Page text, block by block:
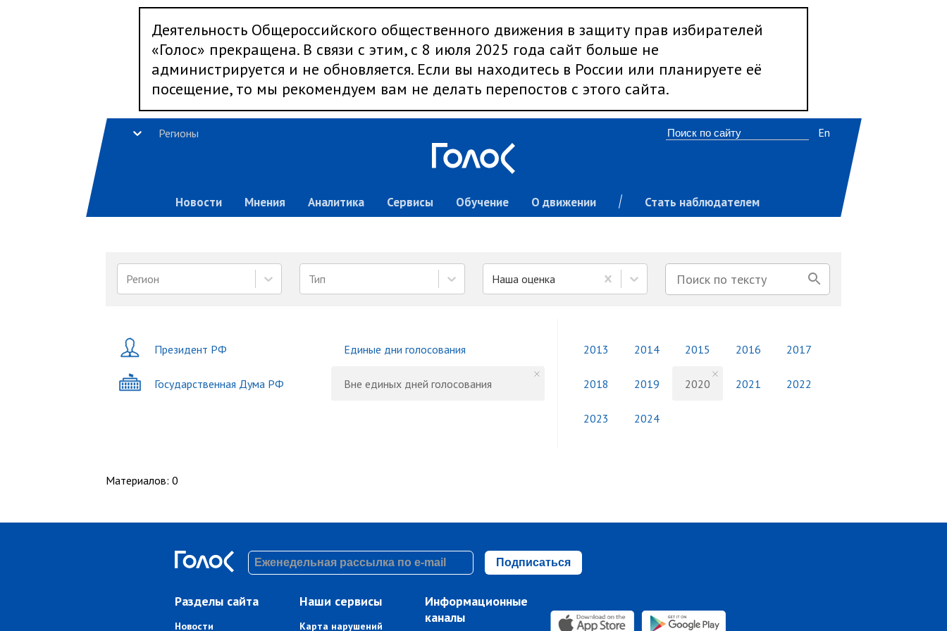
Деятельность Общероссийского общественного движения в защиту прав избирателей
«Голос» прекращена. В связи с этим, с 8 июля 2025 года сайт больше не
администрируется и не обновляется. Если вы находитесь в России или планируете её
посещение, то мы рекомендуем вам не делать перепостов с этого сайта.
Регионы
Новости Мнения Аналитика Сервисы Обучение О движении Стать наблюдателем
En
Регион Тип Наша оценка
Президент РФ
Государственная Дума РФ
Единые дни голосования
Вне единых дней голосования
2013 2014 2015 2016 2017
2018 2019 2020 2021 2022
2023 2024
Материалов: 0
Подписаться
Разделы сайта
Новости
Наши сервисы
Карта нарушений
Информационные
каналы